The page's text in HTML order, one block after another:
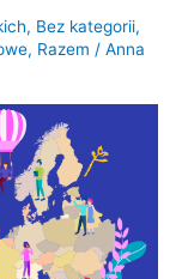
, Bez kategorii,
, Razem / Anna